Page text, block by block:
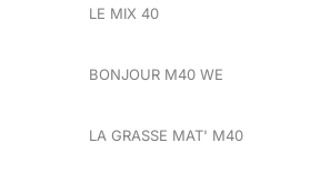
LE MIX 40
BONJOUR M40 WE
LA GRASSE MAT' M40